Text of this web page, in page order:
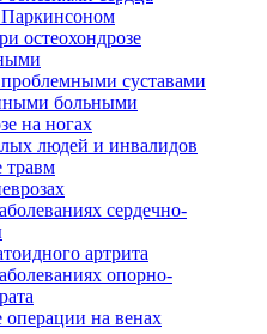
остеохондрозе
суставами
больными
на ногах
людей и инвалидов
травм
сердечно-
артрита
опорно-
операции на венах